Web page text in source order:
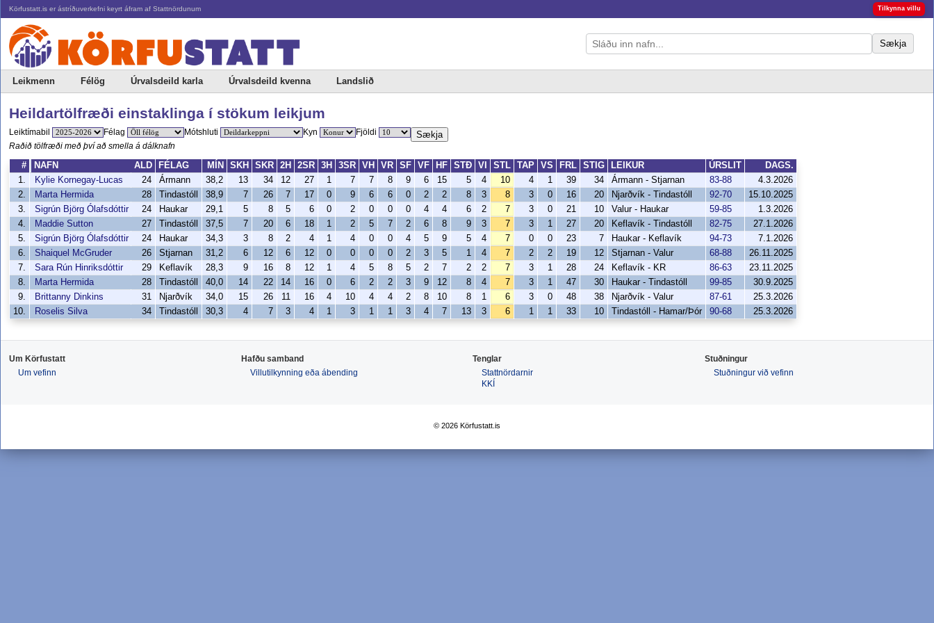
Körfustatt.is er ástríðuverkefni keyrt áfram af Stattnördunum Tilkynna villu
Sækja
Leikmenn Félög Úrvalsdeild karla Úrvalsdeild kvenna Landslið
Heildartölfræði einstaklinga í stökum leikjum
Leiktímabil Félag Mótshluti Kyn Fjöldi Sækja
Raðið tölfræði með því að smella á dálknafn
#
NAFN ALD FÉLAG MÍN SKH SKR 2H 2SR 3H 3SR VH VR SF VF HF STÐ VI STL TAP VS FRL STIG LEIKUR ÚRSLIT
DAGS.
1.
Kylie Kornegay-Lucas 24 Ármann 38,2 13 34 12 27 1 7 7 8 9 6 15 5 4 10 4 1 39 34 Ármann - Stjarnan 83-88
4.3.2026
2.
Marta Hermida 28 Tindastóll 38,9 7 26 7 17 0 9 6 6 0 2 2 8 3 8 3 0 16 20 Njarðvík - Tindastóll 92-70
15.10.2025
3.
Sigrún Björg Ólafsdóttir 24 Haukar 29,1 5 8 5 6 0 2 0 0 0 4 4 6 2 7 3 0 21 10 Valur - Haukar 59-85
1.3.2026
4.
Maddie Sutton 27 Tindastóll 37,5 7 20 6 18 1 2 5 7 2 6 8 9 3 7 3 1 27 20 Keflavík - Tindastóll 82-75
27.1.2026
5.
Sigrún Björg Ólafsdóttir 24 Haukar 34,3 3 8 2 4 1 4 0 0 4 5 9 5 4 7 0 0 23 7 Haukar - Keflavík 94-73
7.1.2026
6.
Shaiquel McGruder 26 Stjarnan 31,2 6 12 6 12 0 0 0 0 2 3 5 1 4 7 2 2 19 12 Stjarnan - Valur 68-88
26.11.2025
7.
Sara Rún Hinriksdóttir 29 Keflavík 28,3 9 16 8 12 1 4 5 8 5 2 7 2 2 7 3 1 28 24 Keflavík - KR 86-63
23.11.2025
8.
Marta Hermida 28 Tindastóll 40,0 14 22 14 16 0 6 2 2 3 9 12 8 4 7 3 1 47 30 Haukar - Tindastóll 99-85
30.9.2025
9.
Brittanny Dinkins 31 Njarðvík 34,0 15 26 11 16 4 10 4 4 2 8 10 8 1 6 3 0 48 38 Njarðvík - Valur 87-61
25.3.2026
10.
Roselis Silva 34 Tindastóll 30,3 4 7 3 4 1 3 1 1 3 4 7 13 3 6 1 1 33 10 Tindastóll - Hamar/Þór 90-68 25.3.2026
Um Körfustatt
Um vefinn
Hafðu samband
Villutilkynning eða ábending
Tenglar
Stattnördarnir
KKÍ
Stuðningur
Stuðningur við vefinn
© 2026 Körfustatt.is